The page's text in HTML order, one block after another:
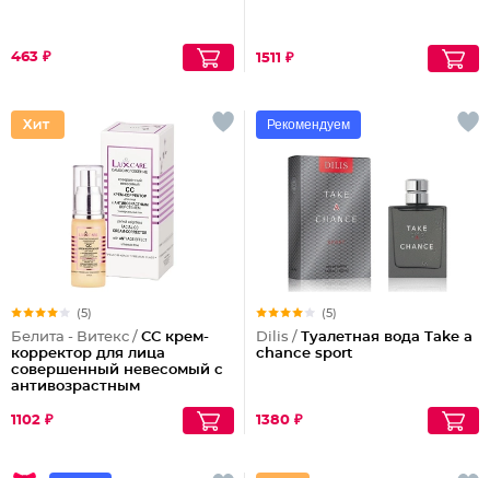
463 ₽ 1511 ₽
(5)
Белита - Витекс / СС крем-
корректор для лица
совершенный невесомый с
антивозрастным
1102 ₽
Рекомендуем
(5)
Dilis / Туалетная вода Take a
chance sport
1380 ₽